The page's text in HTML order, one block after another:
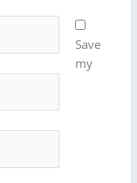
Save
my